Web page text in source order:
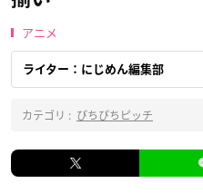
アニメ
ライター：にじめん編集部
カテゴリ : ぴちぴちピッチ